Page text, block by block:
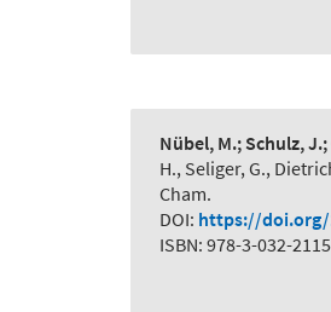
Nübel, M.; Schulz,
H., Seliger, G.,
Cham.
DOI: https://doi.org/
ISBN: 978-3-032-